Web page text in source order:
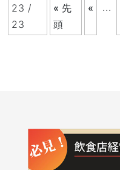
23 /
23
« 先
頭
« ...